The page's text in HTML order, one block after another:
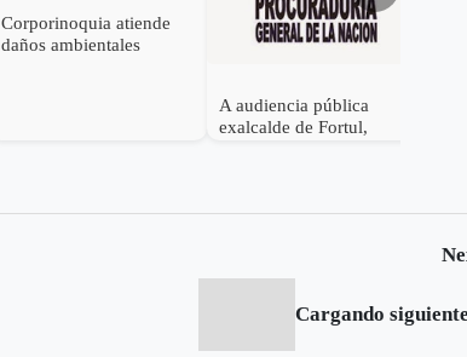
Corporinoquia atiende
daños ambientales
A audiencia pública
exalcalde de Fortul,
Cargando